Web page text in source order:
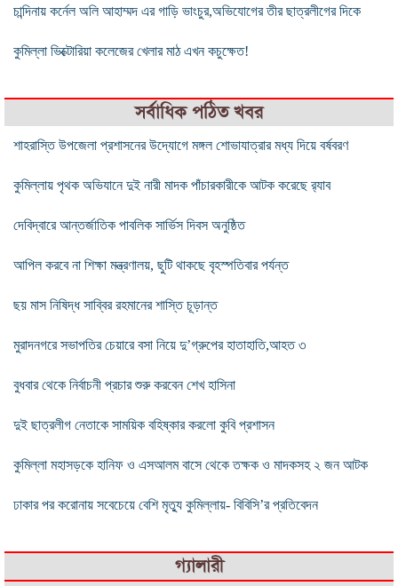
চান্দিনায় কর্নেল অলি আহাম্মদ এর গাড়ি ভাংচুর,অভিযোগের তীর ছাত্রলীগের দিকে
কুমিল্লা ভিক্টোরিয়া কলেজের খেলার মাঠ এখন কচুক্ষেত!
সর্বাধিক পঠিত খবর
শাহরাস্তি উপজেলা প্রশাসনের উদ্যোগে মঙ্গল শোভাযাত্রার মধ্য দিয়ে বর্ষবরণ
কুমিল্লায় পৃথক অভিযানে দুই নারী মাদক পাঁচারকারীকে আটক করেছে র‌্যাব
দেবিদ্বারে আন্তর্জাতিক পাবলিক সার্ভিস দিবস অনুষ্ঠিত
আপিল করবে না শিক্ষা মন্ত্রণালয়, ছুটি থাকছে বৃহস্পতিবার পর্যন্ত
ছয় মাস নিষিদ্ধ সাব্বির রহমানের শাস্তি চূড়ান্ত
মুরাদনগরে সভাপতির চেয়ারে বসা নিয়ে দু’গ্রুপের হাতাহাতি,আহত ৩
বুধবার থেকে নির্বাচনী প্রচার শুরু করবেন শেখ হাসিনা
দুই ছাত্রলীগ নেতাকে সাময়িক বহিষ্কার করলো কুবি প্রশাসন
কুমিল্লা মহাসড়কে হানিফ ও এসআলম বাসে থেকে তক্ষক ও মাদকসহ ২ জন আটক
ঢাকার পর করোনায় সবেচেয়ে বেশি মৃত্যু কুমিল্লায়- বিবিসি’র প্রতিবেদন
গ্যালারী